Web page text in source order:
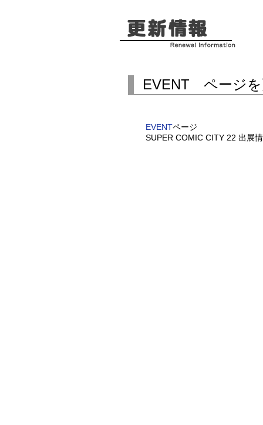
EVENT ページを
EVENTページ
SUPER COMIC CITY 22 出展